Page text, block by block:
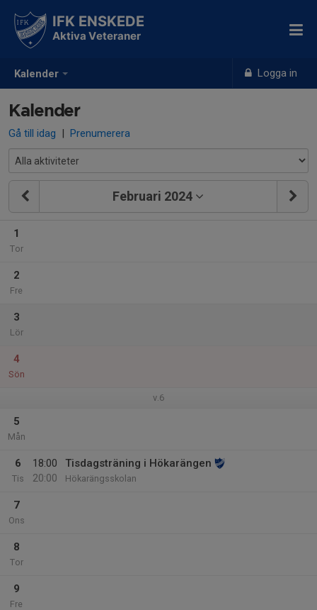
Kalender Logga in
IFK ENSKEDE
Aktiva Veteraner
Kalender
Gå till idag | Prenumerera
Februari 2024
1
Tor
2
Fre
3
Lör
4
Sön
v.6
5
Mån
6
Tis
18:00
20:00
Tisdagsträning i Hökarängen
Hökarängsskolan
7
Ons
8
Tor
9
Fre